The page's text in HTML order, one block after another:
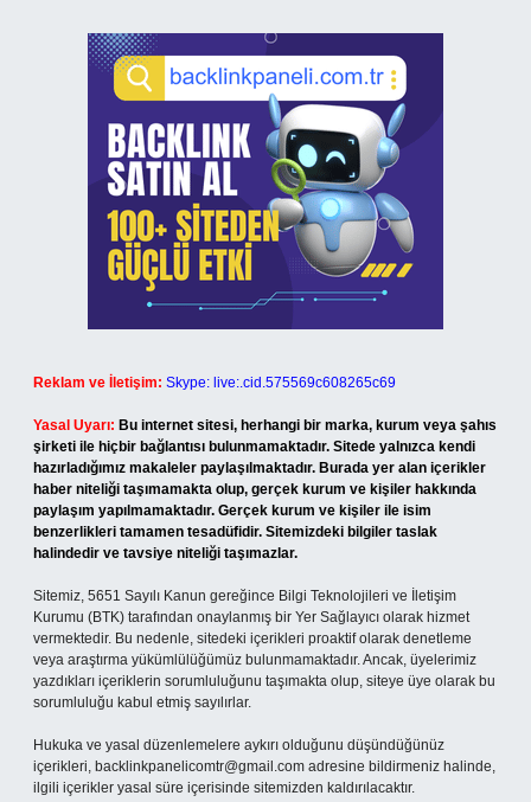
Reklam ve İletişim: Skype: live:.cid.575569c608265c69
Yasal Uyarı: Bu internet sitesi, herhangi bir marka, kurum veya şahıs
şirketi ile hiçbir bağlantısı bulunmamaktadır. Sitede yalnızca kendi
hazırladığımız makaleler paylaşılmaktadır. Burada yer alan içerikler
haber niteliği taşımamakta olup, gerçek kurum ve kişiler hakkında
paylaşım yapılmamaktadır. Gerçek kurum ve kişiler ile isim
benzerlikleri tamamen tesadüfidir. Sitemizdeki bilgiler taslak
halindedir ve tavsiye niteliği taşımazlar.
Sitemiz, 5651 Sayılı Kanun gereğince Bilgi Teknolojileri ve İletişim
Kurumu (BTK) tarafından onaylanmış bir Yer Sağlayıcı olarak hizmet
vermektedir. Bu nedenle, sitedeki içerikleri proaktif olarak denetleme
veya araştırma yükümlülüğümüz bulunmamaktadır. Ancak, üyelerimiz
yazdıkları içeriklerin sorumluluğunu taşımakta olup, siteye üye olarak bu
sorumluluğu kabul etmiş sayılırlar.
Hukuka ve yasal düzenlemelere aykırı olduğunu düşündüğünüz
içerikleri, backlinkpanelicomtr@gmail.com adresine bildirmeniz halinde,
ilgili içerikler yasal süre içerisinde sitemizden kaldırılacaktır.